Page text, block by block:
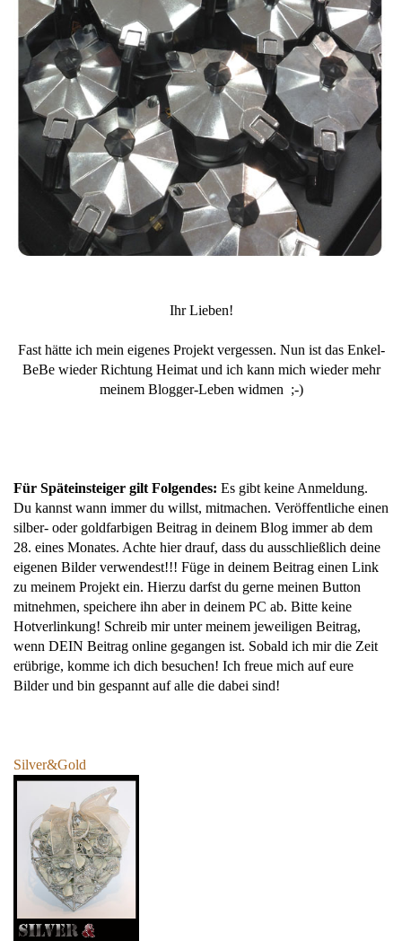
Ihr Lieben!
Fast hätte ich mein eigenes Projekt vergessen. Nun ist das Enkel-
BeBe wieder Richtung Heimat und ich kann mich wieder mehr
meinem Blogger-Leben widmen ;-)
Für Späteinsteiger gilt Folgendes: Es gibt keine Anmeldung.
Du kannst wann immer du willst, mitmachen. Veröffentliche einen
silber- oder goldfarbigen Beitrag in deinem Blog immer ab dem
28. eines Monates. Achte hier drauf, dass du ausschließlich deine
eigenen Bilder verwendest!!! Füge in deinem Beitrag einen Link
zu meinem Projekt ein. Hierzu darfst du gerne meinen Button
mitnehmen, speichere ihn aber in deinem PC ab. Bitte keine
Hotverlinkung! Schreib mir unter meinem jeweiligen Beitrag,
wenn DEIN Beitrag online gegangen ist. Sobald ich mir die Zeit
erübrige, komme ich dich besuchen! Ich freue mich auf eure
Bilder und bin gespannt auf alle die dabei sind!
Silver&Gold